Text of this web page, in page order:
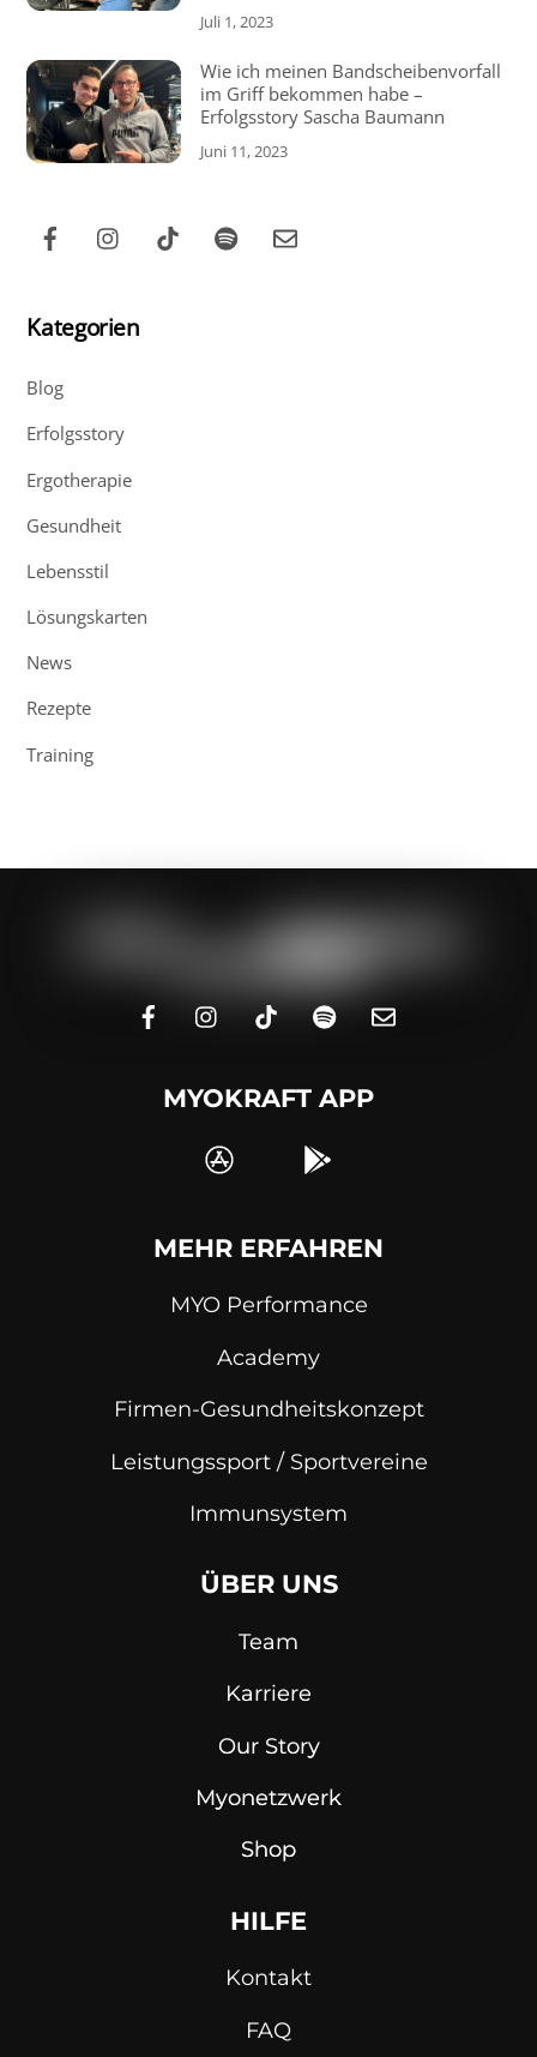
Juli 1, 2023
Wie ich meinen Bandscheibenvorfall
im Griff bekommen habe –
Erfolgsstory Sascha Baumann
Juni 11, 2023
Kategorien
Blog
Erfolgsstory
Ergotherapie
Gesundheit
Lebensstil
Lösungskarten
News
Rezepte
Training
MYOKRAFT APP
MEHR ERFAHREN
MYO Performance
Academy
Firmen-Gesundheitskonzept
Leistungssport / Sportvereine
Immunsystem
ÜBER UNS
Team
Karriere
Our Story
Myonetzwerk
Shop
HILFE
Kontakt
FAQ